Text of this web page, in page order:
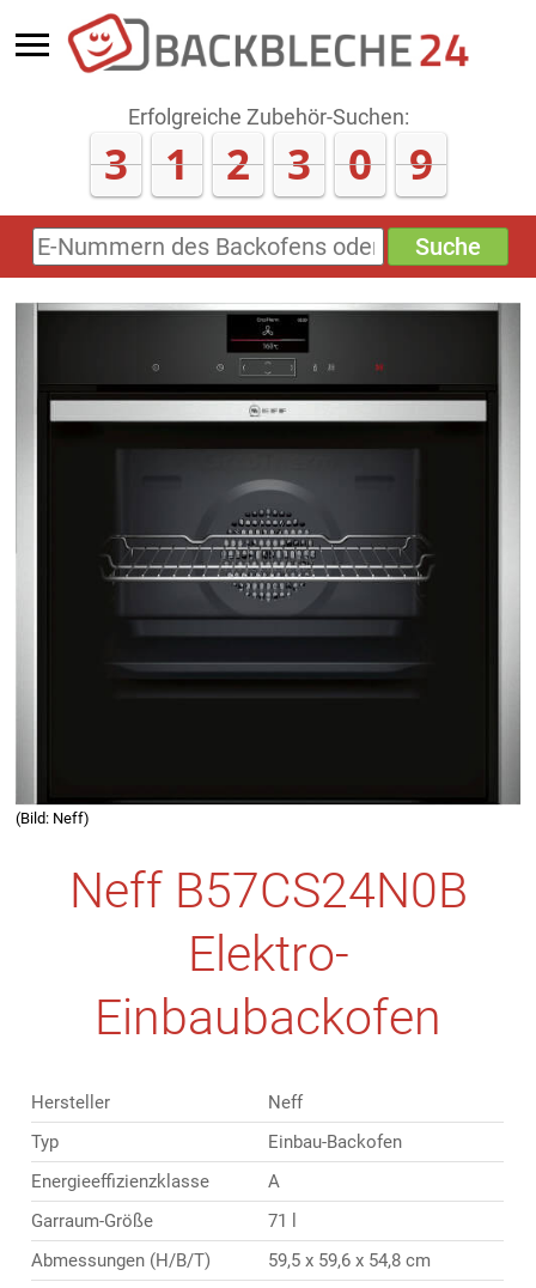
Erfolgreiche Zubehör-Suchen:
3 1 2 3 0 9
E-
Nummern
des
Backofens
Sonderzeichen)
Suche
(Bild: Neff)
Neff B57CS24N0B
Elektro-
Einbaubackofen
Hersteller
Neff
Typ
Einbau-Backofen
Energieeffizienzklasse
A
Garraum-Größe
71 l
Abmessungen (H/B/T)
59,5 x 59,6 x 54,8 cm